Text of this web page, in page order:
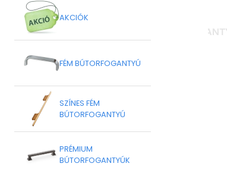
AKCIÓK
FÉM BÚTORFOGANTYÚ
SZÍNES FÉM
BÚTORFOGANTYÚ
PRÉMIUM
BÚTORFOGANTYÚK